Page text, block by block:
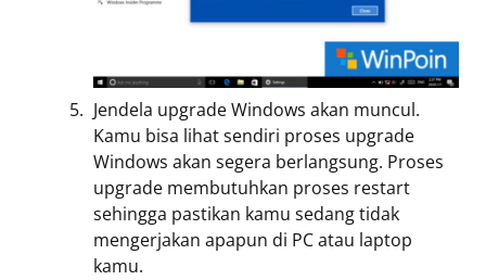
Jendela upgrade Windows akan muncul.
Kamu bisa lihat sendiri proses upgrade
Windows akan segera berlangsung. Proses
upgrade membutuhkan proses restart
sehingga pastikan kamu sedang tidak
mengerjakan apapun di PC atau laptop
kamu.